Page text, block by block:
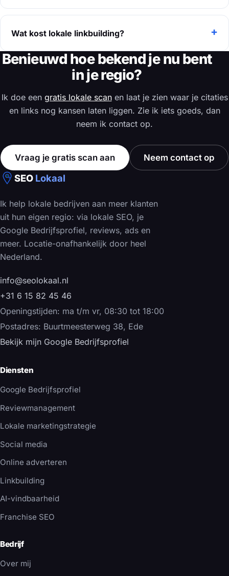
Wat kost lokale linkbuilding?
Benieuwd hoe bekend je nu bent
in je regio?
Ik doe een gratis lokale scanen laat je zien waar je citaties
en links nog kansen laten liggen. Zie ik iets goeds, dan
neem ik contact op.
Vraag je gratis scan aan Neem contact op
SEO Lokaal
Ik help lokale bedrijven aan meer klanten
uit hun eigen regio: via lokale SEO, je
Google Bedrijfsprofiel, reviews, ads en
meer. Locatie-onafhankelijk door heel
Nederland.
info@seolokaal.nl
+31 6 15 82 45 46
Openingstijden: ma t/m vr, 08:30 tot 18:00
Postadres: Buurtmeesterweg 38, Ede
Bekijk mijn Google Bedrijfsprofiel
Diensten
Google Bedrijfsprofiel
Reviewmanagement
Lokale marketingstrategie
Social media
Online adverteren
Linkbuilding
AI-vindbaarheid
Franchise SEO
Bedrijf
Over mij